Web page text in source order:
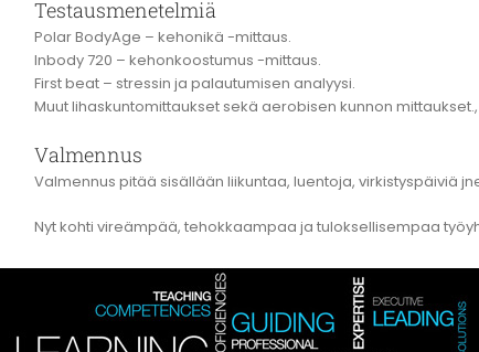
Testausmenetelmiä
Polar BodyAge – kehonikä -mittaus.
Inbody 720 – kehonkoostumus -mittaus.
First beat – stressin ja palautumisen analyysi.
Muut lihaskuntomittaukset sekä aerobisen kunnon mittaukset.,
Valmennus
Valmennus pitää sisällään liikuntaa, luentoja, virkistyspäiviä
Nyt kohti vireämpää, tehokkaampaa ja tuloksellisempaa